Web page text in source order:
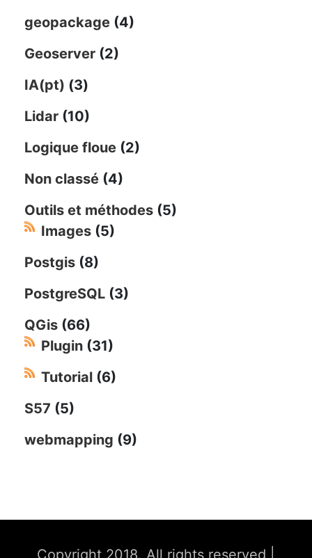
geopackage (4)
Geoserver (2)
IA(pt) (3)
Lidar (10)
Logique floue (2)
Non classé (4)
Outils et méthodes (5)
Images (5)
Postgis (8)
PostgreSQL (3)
QGis (66)
Plugin (31)
Tutorial (6)
S57 (5)
webmapping (9)
Copyright 2018. All rights reserved